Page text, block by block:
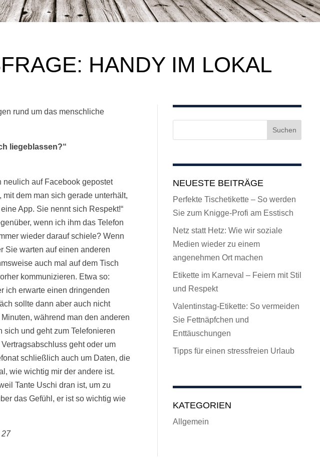
HANDY IM LOKAL
rund um das menschliche
liegeblassen?“
neulich auf Facebook gepostet
dem man sich gerade unterhält,
App. Sie nennt sich Respekt!“
wenn ich ihm das Telefon
wieder darauf schiele? Wenn
Sie warten auf einen anderen
auch mal auf dem Tisch
kommunizieren. Etwa so:
ich erwarte einen dringenden
sollte dann aber auch nicht
während man den anderen
sich und geht zum Telefonieren
geht oder um
schließlich auch um Daten, die
wie wichtig mir der andere ist.
Tante Uschi dran ist, um zu
das Gefühl, er ist so wichtig wie
NEUESTE BEITRÄGE
Perfekte Tischetikette – So werden
Sie zum Knigge-Profi am Esstisch
Netz statt Hetz: Wie wir soziale
Medien wieder zu einem
angenehmen Ort machen
Etikette im Karneval – Feiern mit Stil
und Respekt
Valentinstag-Etikette: So vermeiden
Sie Fettnäpfchen und
Enttäuschungen
Tipps für einen stressfreien Urlaub
KATEGORIEN
Allgemein